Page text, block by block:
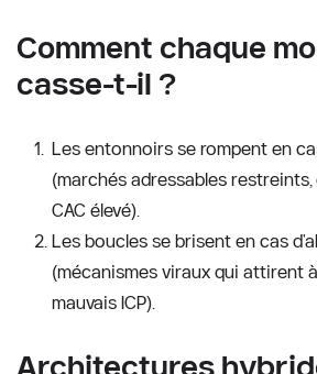
Comment chaque
casse-t-il ?
Les entonnoirs se rompent en
(marchés adressables
CAC élevé).
Les boucles se brisent en cas
(mécanismes viraux qui attirent
mauvais ICP).
Architectures